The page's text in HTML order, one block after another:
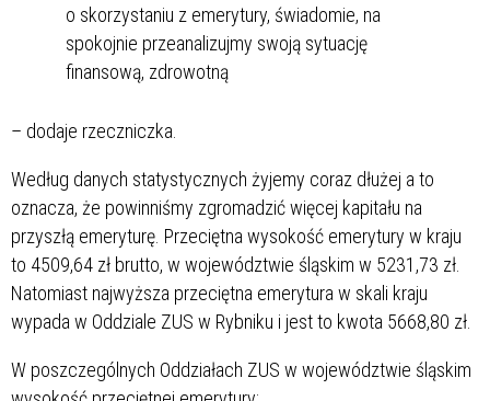
o skorzystaniu z emerytury, świadomie, na
spokojnie przeanalizujmy swoją sytuację
finansową, zdrowotną
– dodaje rzeczniczka.
Według danych statystycznych żyjemy coraz dłużej a to
oznacza, że powinniśmy zgromadzić więcej kapitału na
przyszłą emeryturę. Przeciętna wysokość emerytury w kraju
to 4509,64 zł brutto, w województwie śląskim w 5231,73 zł.
Natomiast najwyższa przeciętna emerytura w skali kraju
wypada w Oddziale ZUS w Rybniku i jest to kwota 5668,80 zł.
W poszczególnych Oddziałach ZUS w województwie śląskim